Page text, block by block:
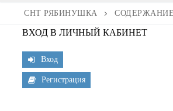
СНТ РЯБИНУШКА
ВХОД В ЛИЧНЫЙ КАБИНЕТ
Вход
Регистрация